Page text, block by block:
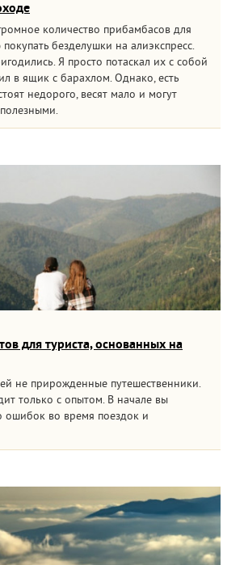
количество прибамбасов для
безделушки на алиэкспресс.
Я просто потаскал их с собой
в ящик с барахлом. Однако, есть
недорого, весят мало и могут
для туриста, основанных на
не прирожденные путешественники.
только с опытом. В начале вы
ошибок во время поездок и